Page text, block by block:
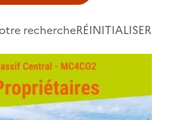
rechercheRÉINITIALISER